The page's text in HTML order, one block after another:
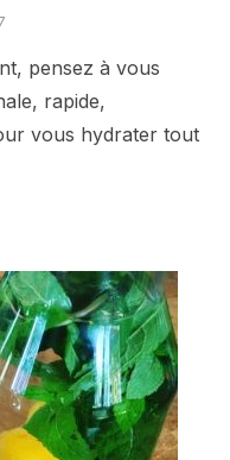
pensez à vous
rapide,
vous hydrater tout